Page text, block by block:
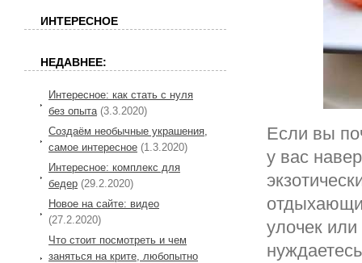
Если вы
у вас
улочек
ИНТЕРЕСНОЕ
НЕДАВНЕЕ:
Интересное: как стать с нуля
без опыта (3.3.2020)
Создаём необычные украшения,
самое интересное (1.3.2020)
Интересное: комплекс для
бедер (29.2.2020)
Новое на сайте: видео
(27.2.2020)
Что стоит посмотреть и чем
заняться на крите, любопытно